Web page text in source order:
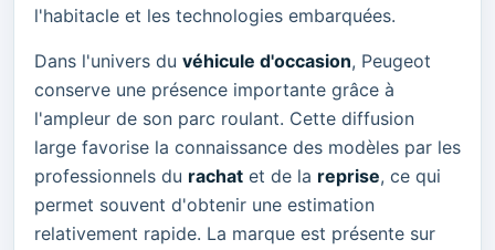
l'habitacle et les technologies embarquées.
Dans l'univers du véhicule d'occasion, Peugeot
conserve une présence importante grâce à
l'ampleur de son parc roulant. Cette diffusion
large favorise la connaissance des modèles par les
professionnels du rachat et de la reprise, ce qui
permet souvent d'obtenir une estimation
relativement rapide. La marque est présente sur